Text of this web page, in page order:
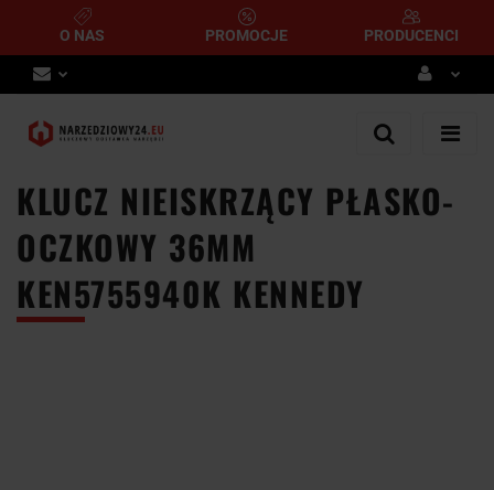
O NAS PROMOCJE PRODUCENCI
Zaloguj się
Dodaj zgłoszenie
KLUCZ NIEISKRZĄCY PŁASKO-
OCZKOWY 36MM
KEN5755940K KENNEDY